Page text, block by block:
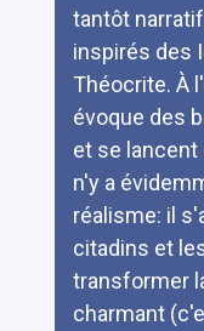
tantôt
inspirés des
Théocrite. À
évoque des
et se lancent
n'y a
réalisme: il
citadins et
transformer
charmant